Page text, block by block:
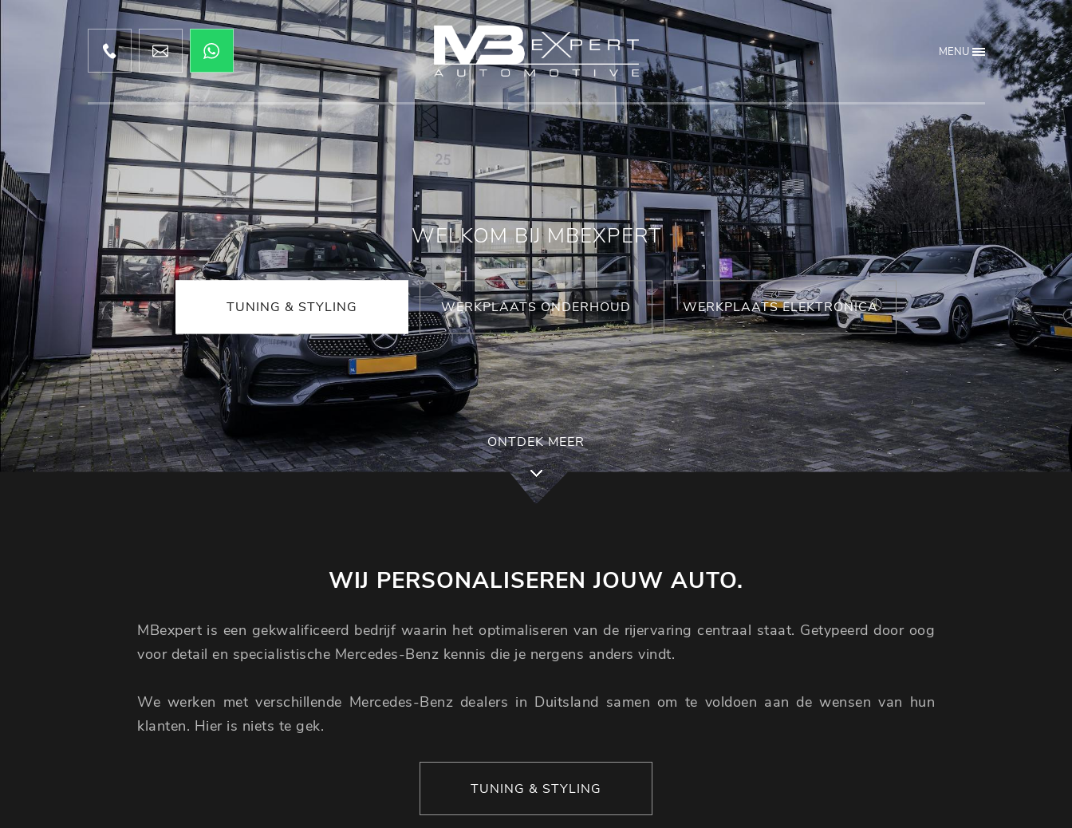
MENU
WELKOM BIJ MBEXPERT
TUNING & STYLING WERKPLAATS ONDERHOUD WERKPLAATS ELEKTRONICA
ONTDEK MEER
WIJ PERSONALISEREN JOUW AUTO.
MBexpert is een gekwalificeerd bedrijf waarin het optimaliseren van de rijervaring centraal staat. Getypeerd door oog
voor detail en specialistische Mercedes-Benz kennis die je nergens anders vindt.
We werken met verschillende Mercedes-Benz dealers in Duitsland samen om te voldoen aan de wensen van hun
klanten. Hier is niets te gek.
TUNING & STYLING